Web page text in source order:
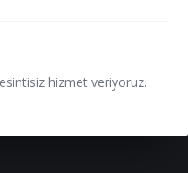
hizmet veriyoruz.